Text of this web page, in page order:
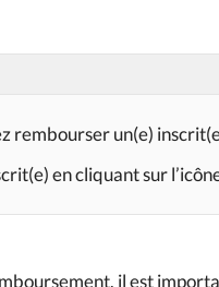
rembourser un(e)
en cliquant sur
il est